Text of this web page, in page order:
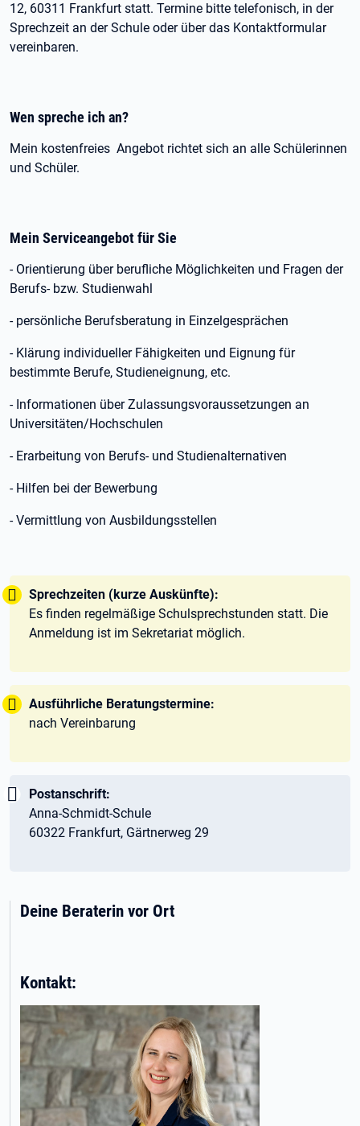
12, 60311 Frankfurt statt. Termine bitte telefonisch, in der
Sprechzeit an der Schule oder über das Kontaktformular
vereinbaren.
Wen spreche ich an?
Mein kostenfreies Angebot richtet sich an alle Schülerinnen
und Schüler.
Mein Serviceangebot für Sie
- Orientierung über berufliche Möglichkeiten und Fragen der
Berufs- bzw. Studienwahl
- persönliche Berufsberatung in Einzelgesprächen
- Klärung individueller Fähigkeiten und Eignung für
bestimmte Berufe, Studieneignung, etc.
- Informationen über Zulassungsvoraussetzungen an
Universitäten/Hochschulen
- Erarbeitung von Berufs- und Studienalternativen
- Hilfen bei der Bewerbung
- Vermittlung von Ausbildungsstellen
Tipp:
Sprechzeiten (kurze Auskünfte):
Es finden regelmäßige Schulsprechstunden statt. Die
Anmeldung ist im Sekretariat möglich.
Tipp:
Ausführliche Beratungstermine:
nach Vereinbarung
Wichtig:
Postanschrift:
Anna-Schmidt-Schule
60322 Frankfurt, Gärtnerweg 29
Deine Beraterin vor Ort
Kontakt: